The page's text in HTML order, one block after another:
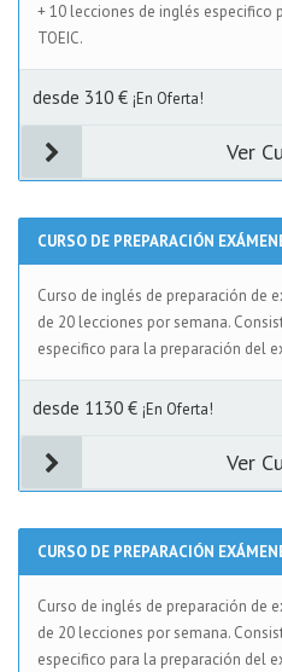
+ 10 lecciones de inglés especifico
TOEIC.
desde 310 € ¡En Oferta!
Ver
CURSO DE PREPARACIÓN
Curso de inglés de preparación de
de 20 lecciones por semana.
especifico para la preparación del
desde 1130 € ¡En Oferta!
Ver
CURSO DE PREPARACIÓN
Curso de inglés de preparación de
de 20 lecciones por semana.
especifico para la preparación del